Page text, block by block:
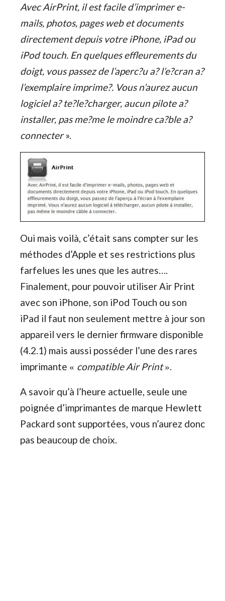
Avec AirPrint, il est facile d’imprimer e-
mails, photos, pages web et documents
directement depuis votre iPhone, iPad ou
iPod touch. En quelques effleurements du
doigt, vous passez de l’aperc?u a? l’e?cran a?
l’exemplaire imprime?. Vous n’aurez aucun
logiciel a? te?le?charger, aucun pilote a?
installer, pas me?me le moindre ca?ble a?
connecter».
Oui mais voilà, c’était sans compter sur les
méthodes d’Apple et ses restrictions plus
farfelues les unes que les autres….
Finalement, pour pouvoir utiliser Air Print
avec son iPhone, son iPod Touch ou son
iPad il faut non seulement mettre à jour son
appareil vers le dernier firmware disponible
(4.2.1) mais aussi posséder l’une des rares
imprimante « compatible Air Print ».
A savoir qu’à l’heure actuelle, seule une
poignée d’imprimantes de marque Hewlett
Packard sont supportées, vous n’aurez donc
pas beaucoup de choix.